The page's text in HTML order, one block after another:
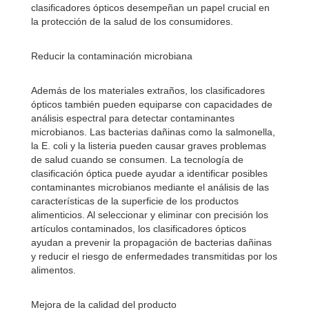
clasificadores ópticos desempeñan un papel crucial en
la protección de la salud de los consumidores.
Reducir la contaminación microbiana
Además de los materiales extraños, los clasificadores
ópticos también pueden equiparse con capacidades de
análisis espectral para detectar contaminantes
microbianos. Las bacterias dañinas como la salmonella,
la E. coli y la listeria pueden causar graves problemas
de salud cuando se consumen. La tecnología de
clasificación óptica puede ayudar a identificar posibles
contaminantes microbianos mediante el análisis de las
características de la superficie de los productos
alimenticios. Al seleccionar y eliminar con precisión los
artículos contaminados, los clasificadores ópticos
ayudan a prevenir la propagación de bacterias dañinas
y reducir el riesgo de enfermedades transmitidas por los
alimentos.
Mejora de la calidad del producto